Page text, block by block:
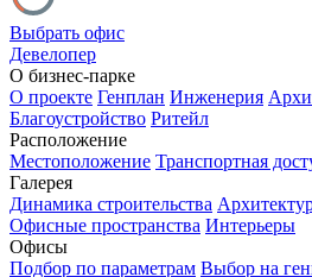
Выбрать офис
Девелопер
О бизнес-парке
О проекте Генплан Инженерия
Благоустройство Ритейл
Расположение
Местоположение Транспортная
Галерея
Динамика строительства
Офисные пространства Интерьеры
Офисы
Подбор по параметрам Выбор на